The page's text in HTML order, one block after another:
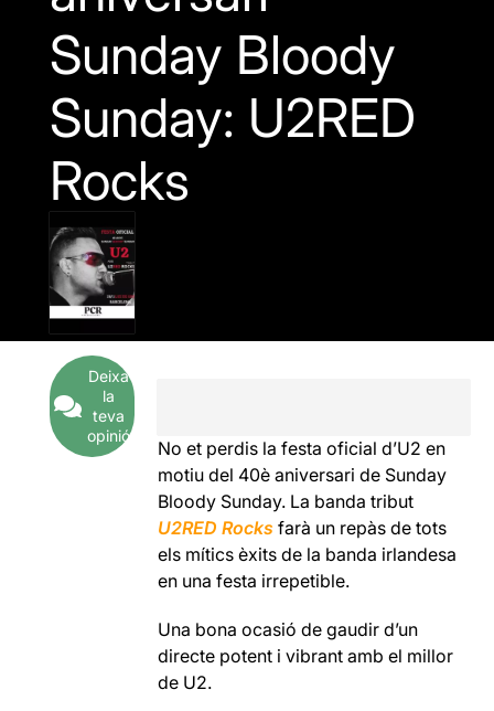
Sunday Bloody
Sunday: U2RED
Rocks
Deixa
la
teva
opinió
No et perdis la festa oficial d’U2 en
motiu del 40è aniversari de Sunday
Bloody Sunday. La banda tribut
U2RED Rocks farà un repàs de tots
els mítics èxits de la banda irlandesa
en una festa irrepetible.
Una bona ocasió de gaudir d’un
directe potent i vibrant amb el millor
de U2.